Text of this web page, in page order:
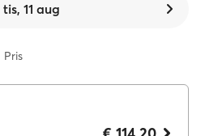
tis, 11 aug
Pris